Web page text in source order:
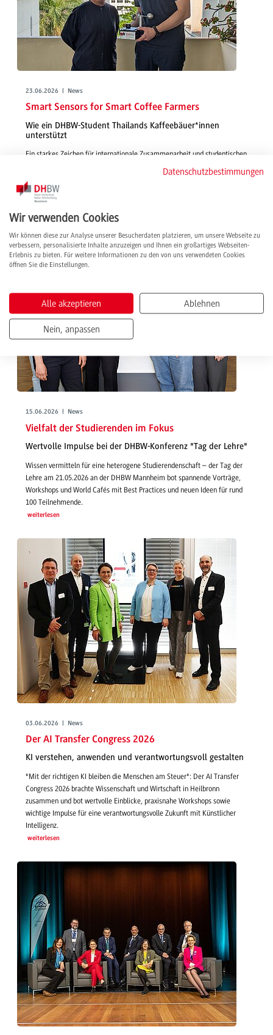
23.06.2026 | News
Smart Sensors for Smart Coffee Farmers
Wie ein DHBW-Student Thailands Kaffeebäuer*innen
unterstützt
Ein starkes Zeichen für internationale Zusammenarbeit und studentischen
Innovationsgeist: Die in einer Studienarbeit entwickelte Sensorbox soll
Umweltdaten nachhaltig zu sichern.
weiterlesen
15.06.2026 | News
Vielfalt der Studierenden im Fokus
Wertvolle Impulse bei der DHBW-Konferenz "Tag der Lehre"
Wissen vermitteln für eine heterogene Studierendenschaft – der Tag der
Lehre am 21.05.2026 an der DHBW Mannheim bot spannende Vorträge,
Workshops und World Cafés mit Best Practices und neuen Ideen für rund
100 Teilnehmende.
weiterlesen
03.06.2026 | News
Der AI Transfer Congress 2026
KI verstehen, anwenden und verantwortungsvoll gestalten
"Mit der richtigen KI bleiben die Menschen am Steuer": Der AI Transfer
Congress 2026 brachte Wissenschaft und Wirtschaft in Heilbronn
zusammen und bot wertvolle Einblicke, praxisnahe Workshops sowie
wichtige Impulse für eine verantwortungsvolle Zukunft mit Künstlicher
Intelligenz.
weiterlesen
Datenschutzbestimmungen
Wir verwenden Cookies
Wir können diese zur Analyse unserer Besucherdaten platzieren, um unsere Webseite zu
verbessern, personalisierte Inhalte anzuzeigen und Ihnen ein großartiges Webseiten-
Erlebnis zu bieten. Für weitere Informationen zu den von uns verwendeten Cookies
öffnen Sie die Einstellungen.
Alle akzeptieren Ablehnen
Nein, anpassen